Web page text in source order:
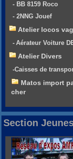
- BB 8159 Roco
- 2NNG Jouef
Atelier locos
- Aérateur Voiture
Atelier Divers
-Caisses de
Matos import
cher
Section